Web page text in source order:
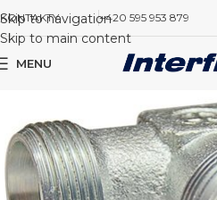
Skip to navigation
Skip to main content
KONTAKTY +420 595 953 879
MENU